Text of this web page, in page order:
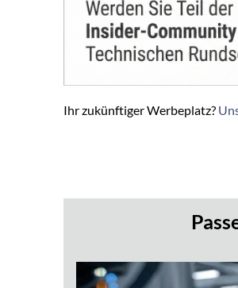
Ihr zukünftiger Werbeplatz?